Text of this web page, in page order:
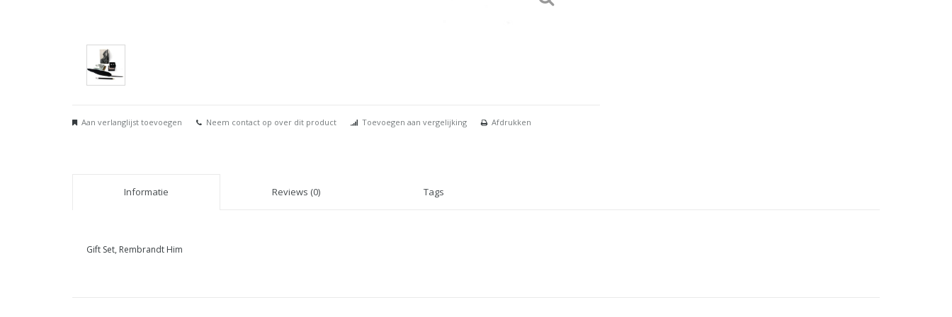
Aan verlanglijst toevoegen Neem contact op over dit product Toevoegen aan vergelijking Afdrukken
Informatie Reviews (0) Tags
Gift Set, Rembrandt Him